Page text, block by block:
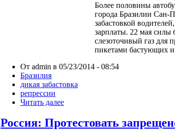
Более половины
города Бразилии Сан-
забастовкой
зарплаты. 22 мая силы
слезоточивый газ для
пикетами бастующих
От admin в 05/23/2014 - 08:54
Бразилия
дикая забастовка
репрессии
Читать далее
Россия: Протестовать